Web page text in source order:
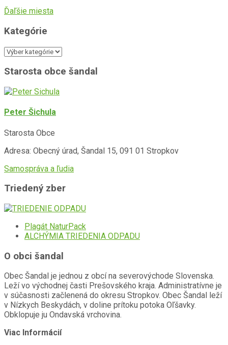
Ďaľšie miesta
Kategórie
Kategórie
Starosta obce šandal
Peter Šichula
Starosta Obce
Adresa: Obecný úrad, Šandal 15, 091 01 Stropkov
Samospráva a ľudia
Triedený zber
Plagát NaturPack
ALCHÝMIA TRIEDENIA ODPADU
O obci šandal
Obec Šandal je jednou z obcí na severovýchode Slovenska.
Leží vo východnej časti Prešovského kraja. Administratívne je
v súčasnosti začlenená do okresu Stropkov. Obec Šandal leží
v Nízkych Beskydách, v doline prítoku potoka Oľšavky.
Obklopuje ju Ondavská vrchovina.
Viac Informácií